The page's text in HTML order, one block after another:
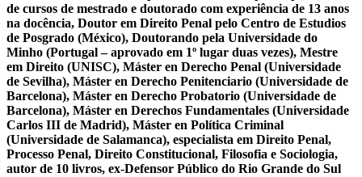
de cursos de mestrado e doutorado com experiência de 13 anos
na docência, Doutor em Direito Penal pelo Centro de Estudios
de Posgrado (México), Doutorando pela Universidade do
Minho (Portugal – aprovado em 1º lugar duas vezes), Mestre
em Direito (UNISC), Máster en Derecho Penal (Universidade
de Sevilha), Máster en Derecho Penitenciario (Universidade de
Barcelona), Máster en Derecho Probatorio (Universidade de
Barcelona), Máster en Derechos Fundamentales (Universidade
Carlos III de Madrid), Máster en Política Criminal
(Universidade de Salamanca), especialista em Direito Penal,
Processo Penal, Direito Constitucional, Filosofia e Sociologia,
autor de 10 livros, ex-Defensor Público do Rio Grande do Sul